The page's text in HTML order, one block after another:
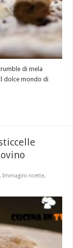
di mela
dolce mondo di
,Immagini ricette,